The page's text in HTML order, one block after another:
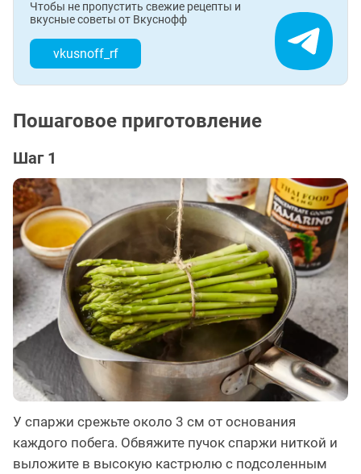
Чтобы не пропустить свежие рецепты и
вкусные советы от Вкуснофф
vkusnoff_rf
Пошаговое приготовление
Шаг 1
У спаржи срежьте около 3 см от основания
каждого побега. Обвяжите пучок спаржи ниткой и
выложите в высокую кастрюлю с подсоленным